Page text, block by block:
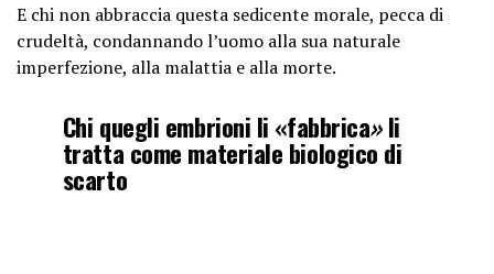
E chi non abbraccia questa sedicente morale, pecca di
crudeltà, condannando l’uomo alla sua naturale
imperfezione, alla malattia e alla morte.
Chi quegli embrioni li «fabbrica»li
tratta come materiale biologico di
scarto